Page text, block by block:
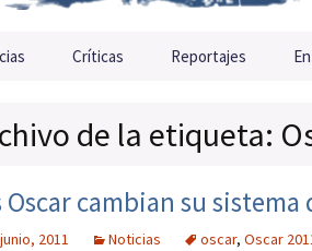
al contenido
Críticas Reportajes
de la etiqueta:
Oscar cambian su
2011 Noticias oscar, Oscar